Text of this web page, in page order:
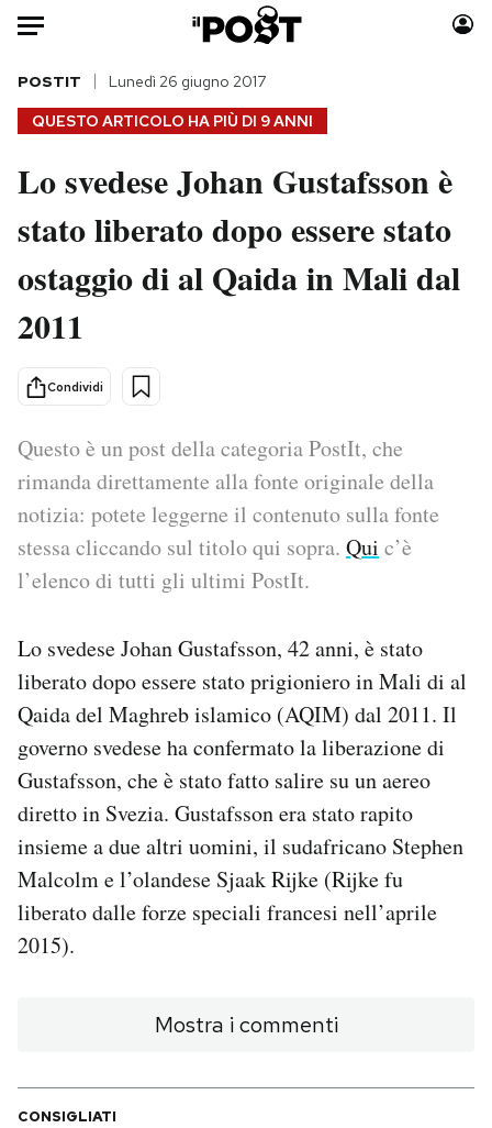
Auto
HOME
Italia
Politica
Tecnologia
Scienza
Cultura
Economia
Sport
Moda
Consumismi
Storie/Idee
Mondiali calcio 2026
PODCAST
I MIEI PREFERITI
SHOP
CALENDARIO
Regala il Post
Esci
QUESTO ARTICOLO HA PIÙ DI 9 ANNI
POSTIT Lunedì 26 giugno 2017
Lo svedese Johan Gustafsson è
stato liberato dopo essere stato
ostaggio di al Qaida in Mali dal
2011
Condividi
Questo è un post della categoria PostIt, che
rimanda direttamente alla fonte originale della
notizia: potete leggerne il contenuto sulla fonte
stessa cliccando sul titolo qui sopra. Qui c’è
l’elenco di tutti gli ultimi PostIt.
Lo svedese Johan Gustafsson, 42 anni, è stato
liberato dopo essere stato prigioniero in Mali di al
Qaida del Maghreb islamico (AQIM) dal 2011. Il
governo svedese ha confermato la liberazione di
Gustafsson, che è stato fatto salire su un aereo
diretto in Svezia. Gustafsson era stato rapito
insieme a due altri uomini, il sudafricano Stephen
Malcolm e l’olandese Sjaak Rijke (Rijke fu
liberato dalle forze speciali francesi nell’aprile
2015).
Mostra i commenti
CONSIGLIATI